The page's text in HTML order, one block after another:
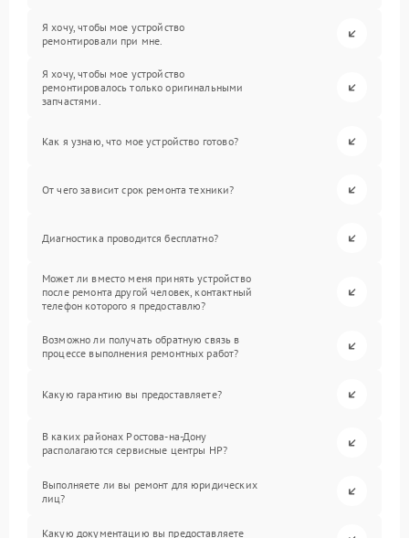
Я хочу, чтобы мое устройство
ремонтировали при мне.
Я хочу, чтобы мое устройство
ремонтировалось только оригинальными
запчастями.
Как я узнаю, что мое устройство готово?
От чего зависит срок ремонта техники?
Диагностика проводится бесплатно?
Может ли вместо меня принять устройство
после ремонта другой человек, контактный
телефон которого я предоставлю?
Возможно ли получать обратную связь в
процессе выполнения ремонтных работ?
Какую гарантию вы предоставляете?
В каких районах Ростова-на-Дону
располагаются сервисные центры HP?
Выполняете ли вы ремонт для юридических
лиц?
Какую документацию вы предоставляете